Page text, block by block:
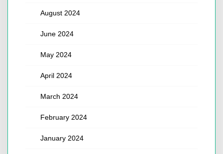
August 2024
June 2024
May 2024
April 2024
March 2024
February 2024
January 2024